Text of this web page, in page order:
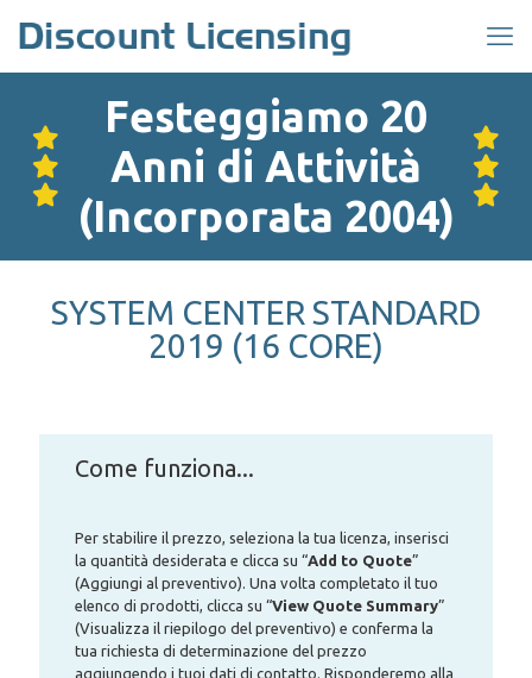
Festeggiamo 20
Anni di Attività
(Incorporata 2004)
SYSTEM CENTER STANDARD
2019 (16 CORE)
Come funziona...
Per stabilire il prezzo, seleziona la tua licenza, inserisci
la quantità desiderata e clicca su “Add to Quote”
(Aggiungi al preventivo). Una volta completato il tuo
elenco di prodotti, clicca su “View Quote Summary”
(Visualizza il riepilogo del preventivo) e conferma la
tua richiesta di determinazione del prezzo
aggiungendo i tuoi dati di contatto. Risponderemo alla